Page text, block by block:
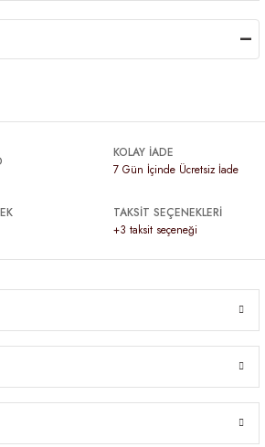
KOLAY İADE
7 Gün İçinde Ücretsiz İade
TAKSİT SEÇENEKLERİ
+3 taksit seçeneği